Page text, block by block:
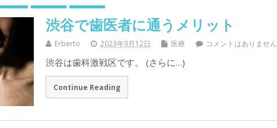
渋谷で歯医者に通うメリット
Erberto 2023年9月12日 医療 コメントはありません
渋谷は歯科激戦区です。 (さらに…)
Continue Reading